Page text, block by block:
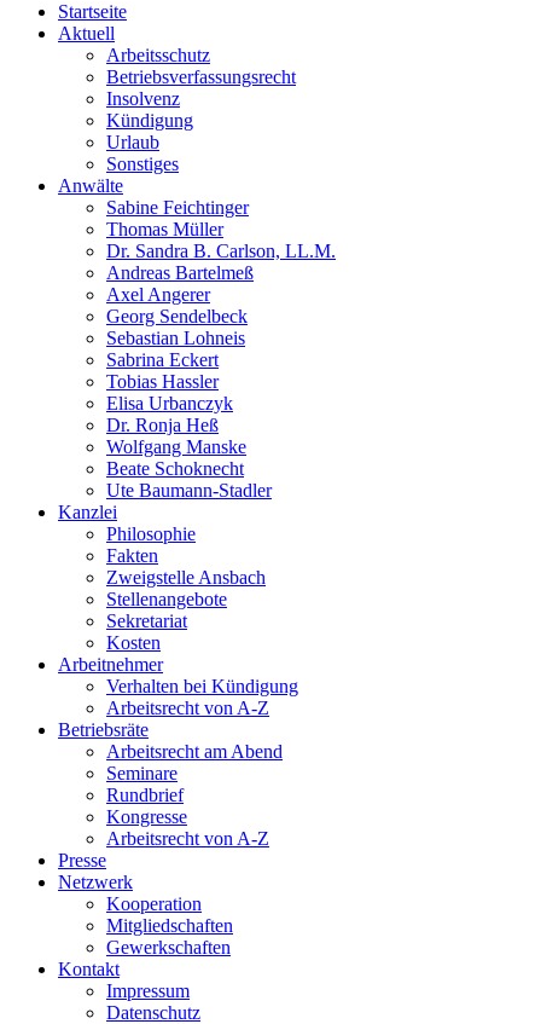
Startseite
Aktuell
Arbeitsschutz
Betriebsverfassungsrecht
Insolvenz
Kündigung
Urlaub
Sonstiges
Anwälte
Sabine Feichtinger
Thomas Müller
Dr. Sandra B. Carlson, LL.M.
Andreas Bartelmeß
Axel Angerer
Georg Sendelbeck
Sebastian Lohneis
Sabrina Eckert
Tobias Hassler
Elisa Urbanczyk
Dr. Ronja Heß
Wolfgang Manske
Beate Schoknecht
Ute Baumann-Stadler
Kanzlei
Philosophie
Fakten
Zweigstelle Ansbach
Stellenangebote
Sekretariat
Kosten
Arbeitnehmer
Verhalten bei Kündigung
Arbeitsrecht von A-Z
Betriebsräte
Arbeitsrecht am Abend
Seminare
Rundbrief
Kongresse
Arbeitsrecht von A-Z
Presse
Netzwerk
Kooperation
Mitgliedschaften
Gewerkschaften
Kontakt
Impressum
Datenschutz